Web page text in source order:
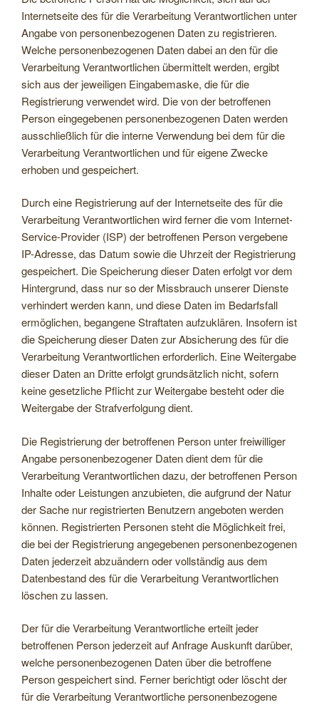
Internetseite des für die Verarbeitung Verantwortlichen unter
Angabe von personenbezogenen Daten zu registrieren.
Welche personenbezogenen Daten dabei an den für die
Verarbeitung Verantwortlichen übermittelt werden, ergibt
sich aus der jeweiligen Eingabemaske, die für die
Registrierung verwendet wird. Die von der betroffenen
Person eingegebenen personenbezogenen Daten werden
ausschließlich für die interne Verwendung bei dem für die
Verarbeitung Verantwortlichen und für eigene Zwecke
erhoben und gespeichert.
Durch eine Registrierung auf der Internetseite des für die
Verarbeitung Verantwortlichen wird ferner die vom Internet-
Service-Provider (ISP) der betroffenen Person vergebene
IP-Adresse, das Datum sowie die Uhrzeit der Registrierung
gespeichert. Die Speicherung dieser Daten erfolgt vor dem
Hintergrund, dass nur so der Missbrauch unserer Dienste
verhindert werden kann, und diese Daten im Bedarfsfall
ermöglichen, begangene Straftaten aufzuklären. Insofern ist
die Speicherung dieser Daten zur Absicherung des für die
Verarbeitung Verantwortlichen erforderlich. Eine Weitergabe
dieser Daten an Dritte erfolgt grundsätzlich nicht, sofern
keine gesetzliche Pflicht zur Weitergabe besteht oder die
Weitergabe der Strafverfolgung dient.
Die Registrierung der betroffenen Person unter freiwilliger
Angabe personenbezogener Daten dient dem für die
Verarbeitung Verantwortlichen dazu, der betroffenen Person
Inhalte oder Leistungen anzubieten, die aufgrund der Natur
der Sache nur registrierten Benutzern angeboten werden
können. Registrierten Personen steht die Möglichkeit frei,
die bei der Registrierung angegebenen personenbezogenen
Daten jederzeit abzuändern oder vollständig aus dem
Datenbestand des für die Verarbeitung Verantwortlichen
löschen zu lassen.
Der für die Verarbeitung Verantwortliche erteilt jeder
betroffenen Person jederzeit auf Anfrage Auskunft darüber,
welche personenbezogenen Daten über die betroffene
Person gespeichert sind. Ferner berichtigt oder löscht der
für die Verarbeitung Verantwortliche personenbezogene